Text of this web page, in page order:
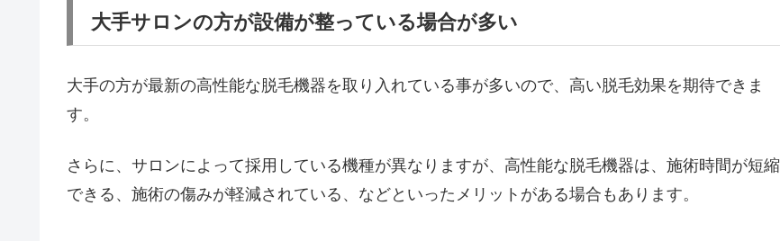
大手サロンの方が設備が整っている場合が多い
大手の方が最新の高性能な脱毛機器を取り入れている事が多いので、高い脱毛効果を期待できま
す。
さらに、サロンによって採用している機種が異なりますが、高性能な脱毛機器は、施術時間が短縮
できる、施術の傷みが軽減されている、などといったメリットがある場合もあります。